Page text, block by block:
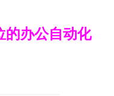
的办公自动化